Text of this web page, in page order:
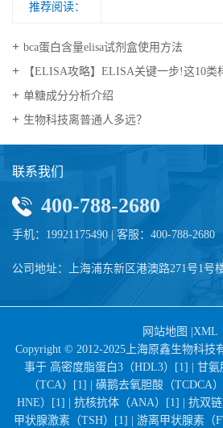
推荐阅读：
bca蛋白含量elisa试剂盒使用方法
【ELISA攻略】ELISA关键一步!这10类样品要如何处
​单糖成分分析介绍
生物科技离普通人多远？
联系我们
400-788-2680
手机：19921175490 | 客服：400-788-2680
公司地址：上海浦东新区港澳路271号1号
网站地图 XML
Copyright © 2012-2025上海原鑫生物科技
事于 高密度脂蛋白3（HDL3）[1] | 甘氨
（TCA）[1] | 磺鹅去氧胆酸（TCDCA
HNE）[1] | 抗核抗体（ANA）[1] | 抗双
甲状腺激素（TSH）[1] | 游离甲状腺素（